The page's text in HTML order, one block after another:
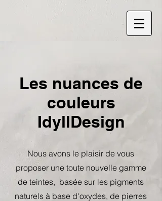
Les nuances de
couleurs
IdyllDesign
Nous avons le plaisir de vous
proposer une toute nouvelle gamme
de teintes, basée sur les pigments
naturels à base d'oxydes, de pierres